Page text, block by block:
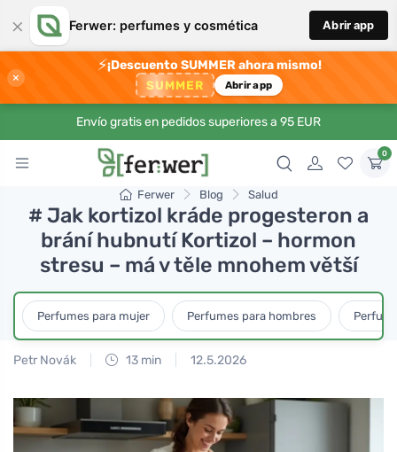
× Ferwer: perfumes y cosmética Abrir app
×
⚡¡Descuento SUMMER ahora mismo!
SUMMER Abrir app
Envío gratis en pedidos superiores a 95 EUR
0
Ferwer Blog Salud
# Jak kortizol kráde progesteron a
brání hubnutí Kortizol – hormon
stresu – má v těle mnohem větší
Perfumes para mujer Perfumes para hombres
Petr Novák 13 min 12.5.2026